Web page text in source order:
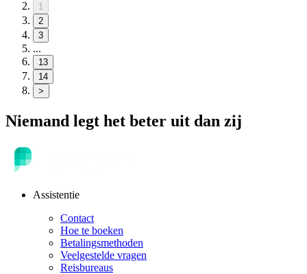
1
2
3
...
13
14
>
Niemand legt het beter uit dan zij
Assistentie
Contact
Hoe te boeken
Betalingsmethoden
Veelgestelde vragen
Reisbureaus